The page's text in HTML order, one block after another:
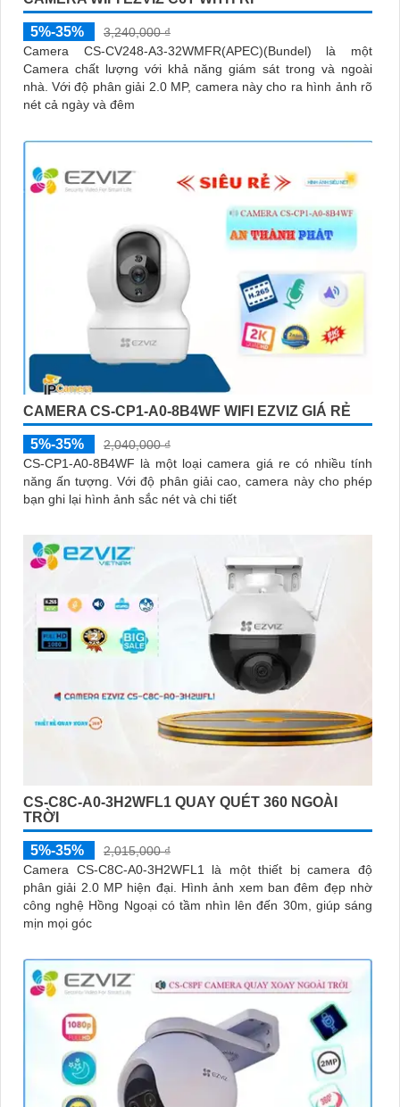
5%-35%
3,240,000 ₫
Camera CS-CV248-A3-32WMFR(APEC)(Bundel) là một
Camera chất lượng với khả năng giám sát trong và ngoài
nhà. Với độ phân giải 2.0 MP, camera này cho ra hình ảnh rõ
nét cả ngày và đêm
CAMERA CS-CP1-A0-8B4WF WIFI EZVIZ GIÁ RẺ
5%-35%
2,040,000 ₫
CS-CP1-A0-8B4WF là một loại camera giá re có nhiều tính
năng ấn tượng. Với độ phân giải cao, camera này cho phép
bạn ghi lại hình ảnh sắc nét và chi tiết
CS-C8C-A0-3H2WFL1 QUAY QUÉT 360 NGOÀI
TRỜI
5%-35%
2,015,000 ₫
Camera CS-C8C-A0-3H2WFL1 là một thiết bị camera độ
phân giải 2.0 MP hiện đại. Hình ảnh xem ban đêm đẹp nhờ
công nghệ Hồng Ngoại có tầm nhìn lên đến 30m, giúp sáng
mịn mọi góc